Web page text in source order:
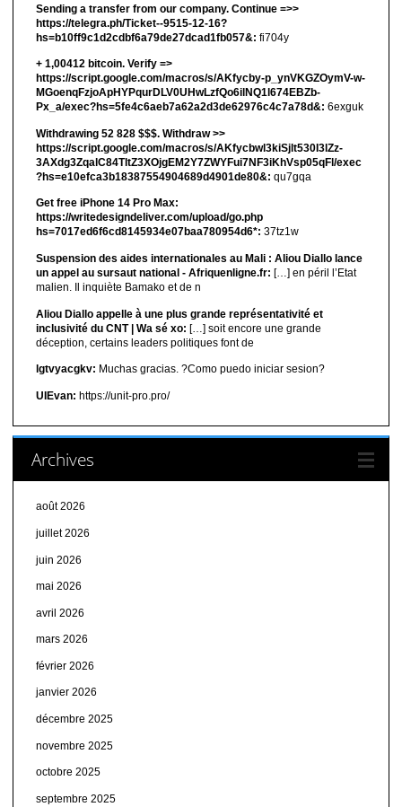
Sending a transfer from our company. Continue =>>
https://telegra.ph/Ticket--9515-12-16?
hs=b10ff9c1d2cdbf6a79de27dcad1fb057&: fi704y
+ 1,00412 bitсоin. Verify =>
https://script.google.com/macros/s/AKfycby-p_ynVKGZOymV-w-
MGoenqFzjoApHYPqurDLV0UHwLzfQo6ilNQ1l674EBZb-
Px_a/exec?hs=5fe4c6aeb7a62a2d3de62976c4c7a78d&: 6exguk
Withdrawing 52 828 $$$. Withdrаw >>
https://script.google.com/macros/s/AKfycbwl3kiSjlt530I3lZz-
3AXdg3ZqalC84TltZ3XOjgEM2Y7ZWYFui7NF3iKhVsp05qFl/exec
?hs=e10efca3b18387554904689d4901de80&: qu7gqa
Get free iPhone 14 Pro Max:
https://writedesigndeliver.com/upload/go.php
hs=7017ed6f6cd8145934e07baa780954d6*: 37tz1w
Suspension des aides internationales au Mali : Aliou Diallo lance
un appel au sursaut national - Afriquenligne.fr: […] en péril l’Etat
malien. Il inquiète Bamako et de n
Aliou Diallo appelle à une plus grande représentativité et
inclusivité du CNT | Wa sé xo: […] soit encore une grande
déception, certains leaders politiques font de
lgtvyacgkv: Muchas gracias. ?Como puedo iniciar sesion?
UIEvan: https://unit-pro.pro/
Archives
août 2026
juillet 2026
juin 2026
mai 2026
avril 2026
mars 2026
février 2026
janvier 2026
décembre 2025
novembre 2025
octobre 2025
septembre 2025